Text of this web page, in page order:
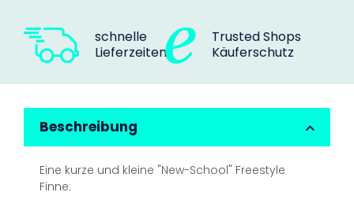
schnelle
Lieferzeiten
Trusted Shops
Käuferschutz
Beschreibung
Eine kurze und kleine "New-School" Freestyle
Finne: